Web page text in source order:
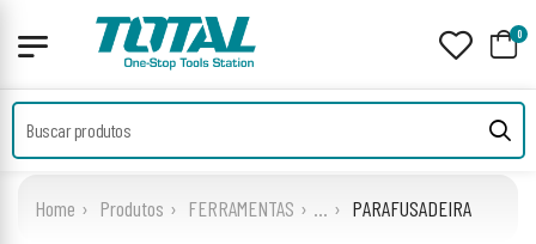
0
Home Produtos FERRAMENTAS ... PARAFUSADEIRA